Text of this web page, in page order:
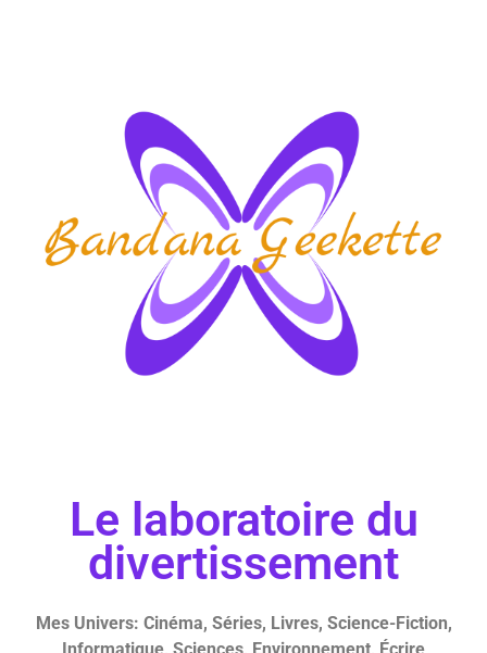
Le laboratoire du
divertissement
Mes Univers: Cinéma, Séries, Livres, Science-Fiction,